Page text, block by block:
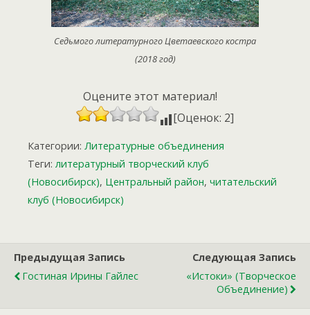
Седьмого литературного Цветаевского костра
(2018 год)
Оцените этот материал!
[Оценок: 2]
Категории: Литературные объединения
Теги: литературный творческий клуб
(Новосибирск), Центральный район, читательский
клуб (Новосибирск)
Предыдущая Запись
Гостиная Ирины Гайлес
Следующая Запись
«Истоки» (творческое
Объединение)